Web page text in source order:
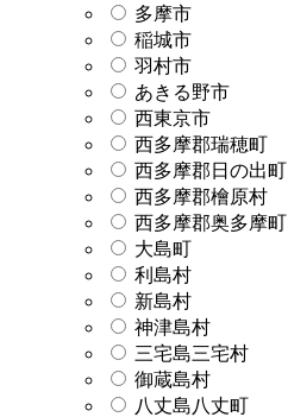
多摩市
稲城市
羽村市
あきる野市
西東京市
西多摩郡瑞穂町
西多摩郡日の出町
西多摩郡檜原村
西多摩郡奥多摩町
大島町
利島村
新島村
神津島村
三宅島三宅村
御蔵島村
八丈島八丈町